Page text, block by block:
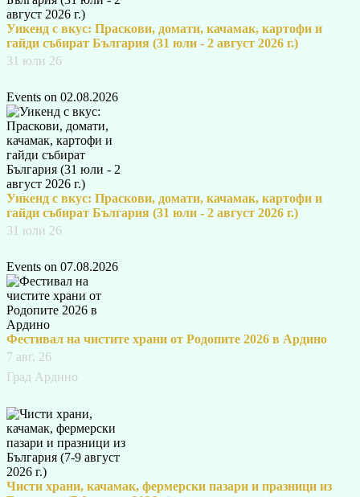
Уикенд с вкус: Праскови, домати, качамак, картофи и
гайди събират България (31 юли - 2 август 2026 г.)
31 юли 26
Events on 02.08.2026
Уикенд с вкус: Праскови, домати, качамак, картофи и
гайди събират България (31 юли - 2 август 2026 г.)
31 юли 26
Events on 07.08.2026
Фестивал на чистите храни от Родопите 2026 в Ардино
7 авг. 26
Град Ардино
Чисти храни, качамак, фермерски пазари и празници из